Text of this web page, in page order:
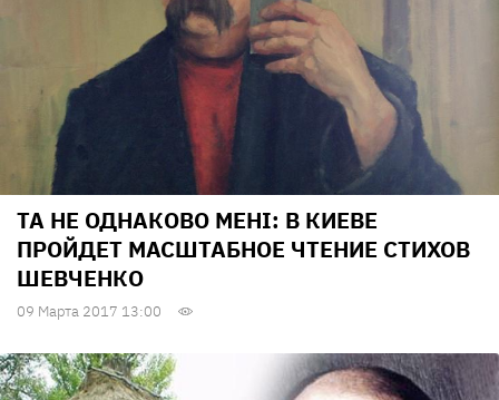
ТА НЕ ОДНАКОВО МЕНІ: В КИЕВЕ
ПРОЙДЕТ МАСШТАБНОЕ ЧТЕНИЕ СТИХОВ
ШЕВЧЕНКО
09 Марта 2017 13:00